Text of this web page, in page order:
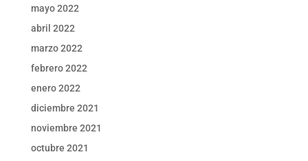
mayo 2022
abril 2022
marzo 2022
febrero 2022
enero 2022
diciembre 2021
noviembre 2021
octubre 2021